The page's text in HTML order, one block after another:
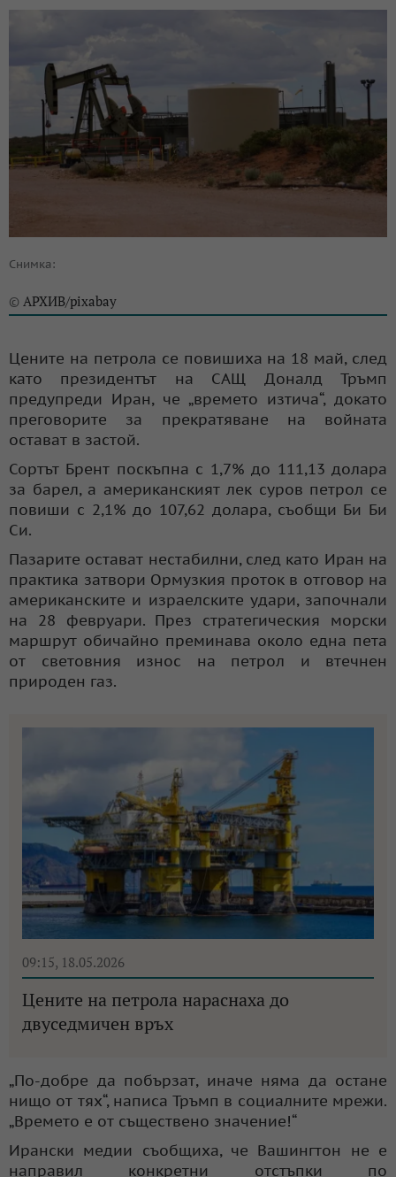
Снимка:
© АРХИВ/pixabay
Цените на петрола се повишиха на 18 май, след
като президентът на САЩ Доналд Тръмп
предупреди Иран, че „времето изтича“, докато
преговорите за прекратяване на войната
остават в застой.
Сортът Брент поскъпна с 1,7% до 111,13 долара
за барел, а американският лек суров петрол се
повиши с 2,1% до 107,62 долара, съобщи Би Би
Си.
Пазарите остават нестабилни, след като Иран на
практика затвори Ормузкия проток в отговор на
американските и израелските удари, започнали
на 28 февруари. През стратегическия морски
маршрут обичайно преминава около една пета
от световния износ на петрол и втечнен
природен газ.
09:15, 18.05.2026
Цените на петрола нараснаха до
двуседмичен връх
„По-добре да побързат, иначе няма да остане
нищо от тях“, написа Тръмп в социалните мрежи.
„Времето е от съществено значение!“
Ирански медии съобщиха, че Вашингтон не е
направил конкретни отстъпки по